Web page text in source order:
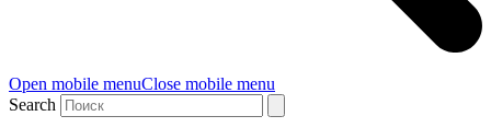
Open mobile menuClose mobile menu
Search